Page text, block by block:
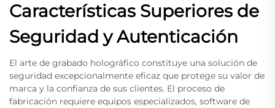
Características Superiores de
Seguridad y Autenticación
El arte de grabado holográfico constituye una solución de
seguridad excepcionalmente eficaz que protege su valor de
marca y la confianza de sus clientes. El proceso de
fabricación requiere equipos especializados, software de